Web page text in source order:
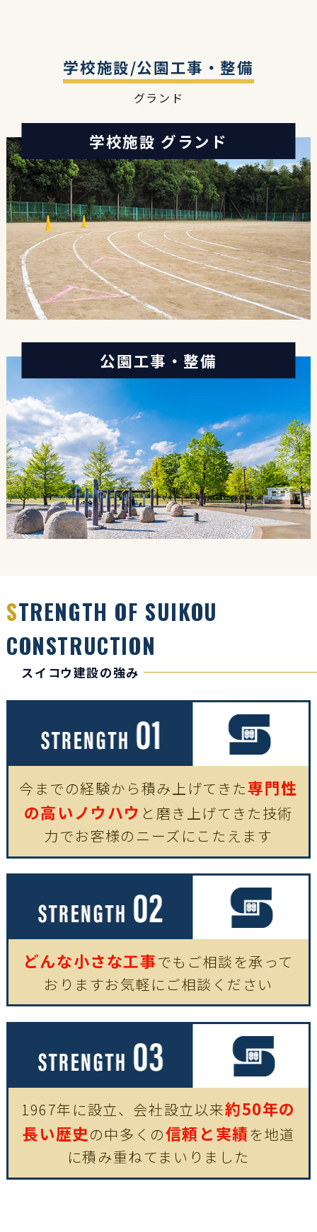
学校施設/公園工事・整備
グランド
学校施設 グランド
公園工事・整備
STRENGTH OF SUIKOU
CONSTRUCTION
スイコウ建設の強み
今までの経験から積み上げてきた専門性
の高いノウハウ と 磨き上げてきた技術
力でお客様のニーズにこたえます
どんな小さな工事でも ご相談を承って
おりますお気軽にご相談ください
1967年に設立、会社設立以来約50年の
長い歴史の中多くの信頼と実績を地道
に積み重ねてまいりました